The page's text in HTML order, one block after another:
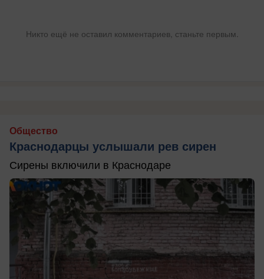
Никто ещё не оставил комментариев, станьте первым.
Общество
Краснодарцы услышали рев сирен
Сирены включили в Краснодаре